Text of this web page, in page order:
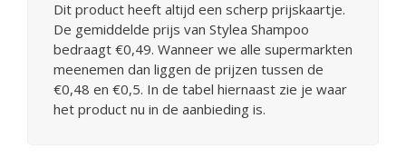
Dit product heeft altijd een scherp prijskaartje.
De gemiddelde prijs van Stylea Shampoo
bedraagt €0,49. Wanneer we alle supermarkten
meenemen dan liggen de prijzen tussen de
€0,48 en €0,5. In de tabel hiernaast zie je waar
het product nu in de aanbieding is.